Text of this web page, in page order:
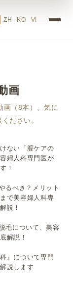
ZH KO VI
画
画（8本）。気に
ださい。
ない「腟ケアの
婦人科専門医が
！
るべき？メリット
で美容婦人科専
説！
毛について、美容
解説！
科』について専門
説します